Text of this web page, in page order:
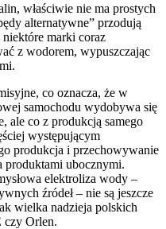
właściwie nie ma prostych
alternatywne” przodują
marki coraz
z wodorem, wypuszczając
co oznacza, że w
samochodu wydobywa się
ale co z produkcją samego
występującym
produkcja i przechowywanie
produktami ubocznymi.
elektroliza wody –
źródeł – nie są jeszcze
wielka nadzieja polskich
czy Orlen.